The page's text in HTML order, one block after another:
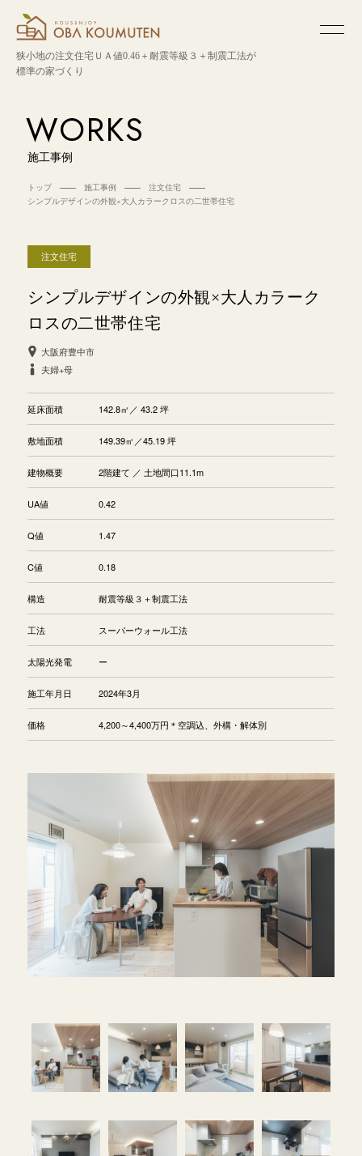
狭小地の注文住宅ＵＡ値0.46＋耐震等級３＋制震工法が
標準の家づくり
WORKS
施工事例
トップ 施工事例
注文住宅
シンプルデザインの外観×大人カラークロスの二世帯住宅
注文住宅
シンプルデザインの外観×大人カラーク
ロスの二世帯住宅
大阪府豊中市
夫婦+母
延床面積 142.8㎡／ 43.2 坪
敷地面積 149.39㎡／45.19 坪
建物概要 2階建て ／ 土地間口11.1m
UA値 0.42
Q値 1.47
C値 0.18
構造 耐震等級３＋制震工法
工法 スーパーウォール工法
太陽光発電 ー
施工年月日 2024年3月
価格 4,200～4,400万円＊空調込、外構・解体別